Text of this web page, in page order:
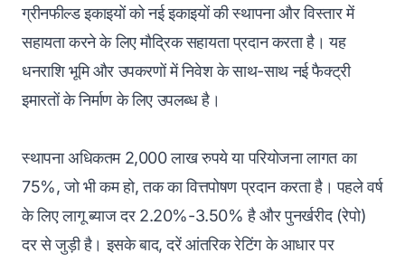
ग्रीनफील्ड इकाइयों को नई इकाइयों की स्थापना और विस्तार में
सहायता करने के लिए मौद्रिक सहायता प्रदान करता है। यह
धनराशि भूमि और उपकरणों में निवेश के साथ-साथ नई फैक्ट्री
इमारतों के निर्माण के लिए उपलब्ध है।
स्थापना अधिकतम 2,000 लाख रुपये या परियोजना लागत का
75%, जो भी कम हो, तक का वित्तपोषण प्रदान करता है। पहले वर्ष
के लिए लागू ब्याज दर 2.20%-3.50% है और पुनर्खरीद (रेपो)
दर से जुड़ी है। इसके बाद, दरें आंतरिक रेटिंग के आधार पर